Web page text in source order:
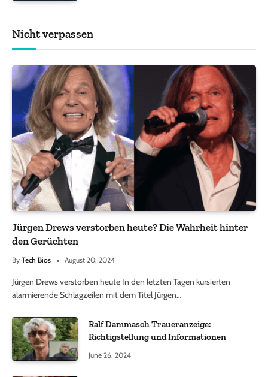
Nicht verpassen
Jürgen Drews verstorben heute? Die Wahrheit hinter
den Gerüchten
By Tech Bios August 20, 2024
Jürgen Drews verstorben heute In den letzten Tagen kursierten
alarmierende Schlagzeilen mit dem Titel Jürgen…
Ralf Dammasch Traueranzeige:
Richtigstellung und Informationen
June 26, 2024